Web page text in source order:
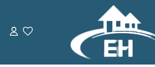
ACHETER